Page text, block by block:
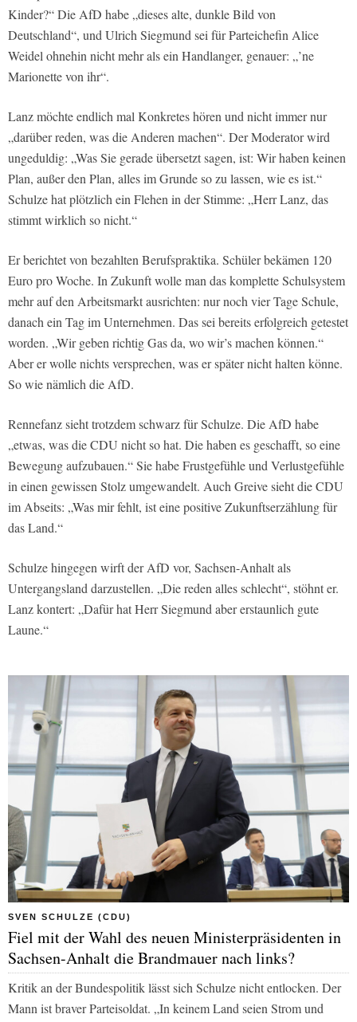
Kinder?“ Die AfD habe „dieses alte, dunkle Bild von
Deutschland“, und Ulrich Siegmund sei für Parteichefin Alice
Weidel ohnehin nicht mehr als ein Handlanger, genauer: „’ne
Marionette von ihr“.
Lanz möchte endlich mal Konkretes hören und nicht immer nur
„darüber reden, was die Anderen machen“. Der Moderator wird
ungeduldig: „Was Sie gerade übersetzt sagen, ist: Wir haben keinen
Plan, außer den Plan, alles im Grunde so zu lassen, wie es ist.“
Schulze hat plötzlich ein Flehen in der Stimme: „Herr Lanz, das
stimmt wirklich so nicht.“
Er berichtet von bezahlten Berufspraktika. Schüler bekämen 120
Euro pro Woche. In Zukunft wolle man das komplette Schulsystem
mehr auf den Arbeitsmarkt ausrichten: nur noch vier Tage Schule,
danach ein Tag im Unternehmen. Das sei bereits erfolgreich getestet
worden. „Wir geben richtig Gas da, wo wir’s machen können.“
Aber er wolle nichts versprechen, was er später nicht halten könne.
So wie nämlich die AfD.
Rennefanz sieht trotzdem schwarz für Schulze. Die AfD habe
„etwas, was die CDU nicht so hat. Die haben es geschafft, so eine
Bewegung aufzubauen.“ Sie habe Frustgefühle und Verlustgefühle
in einen gewissen Stolz umgewandelt. Auch Greive sieht die CDU
im Abseits: „Was mir fehlt, ist eine positive Zukunftserzählung für
das Land.“
Schulze hingegen wirft der AfD vor, Sachsen-Anhalt als
Untergangsland darzustellen. „Die reden alles schlecht“, stöhnt er.
Lanz kontert: „Dafür hat Herr Siegmund aber erstaunlich gute
Laune.“
SVEN SCHULZE (CDU)
Fiel mit der Wahl des neuen Ministerpräsidenten in
Sachsen-Anhalt die Brandmauer nach links?
Kritik an der Bundespolitik lässt sich Schulze nicht entlocken. Der
Mann ist braver Parteisoldat. „In keinem Land seien Strom und